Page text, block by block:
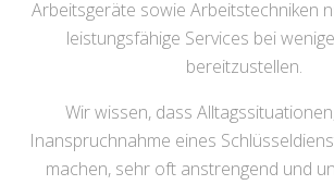
Arbeitsgeräte sowie Arbeitstechniken
leistungsfähige Services bei
bereitzustellen.
Wir wissen, dass
Inanspruchnahme eines
machen, sehr oft anstrengend und